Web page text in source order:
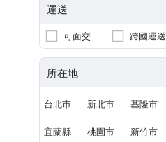
運送
可面交 跨國運送
所在地
台北市 新北市 基隆市
宜蘭縣 桃園市 新竹市